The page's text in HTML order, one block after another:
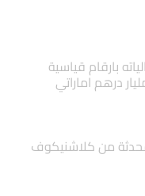
فعالياته بارقام قياسية
من كلاشنيكوف